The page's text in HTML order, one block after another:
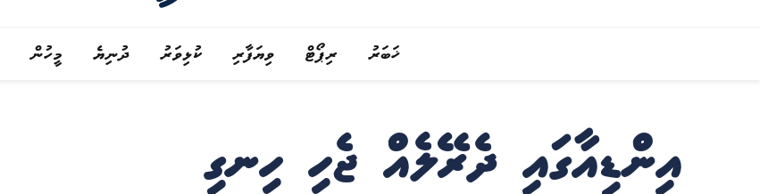
ޚަބަރު ރިޕޯޓް ވިޔަފާރި ކުޅިވަރު ދުނިޔެ މީހުން
އިންޑިއާގައި ދެރޭލެއް ޖެހި ހިނގި